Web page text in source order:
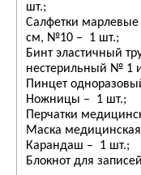
шт.;
Салфетки
см, №10 – 1 шт.;
Бинт эластичный
нестерильный № 1
Пинцет
Ножницы – 1 шт.;
Перчатки
Маска
Карандаш – 1 шт.;
Блокнот для